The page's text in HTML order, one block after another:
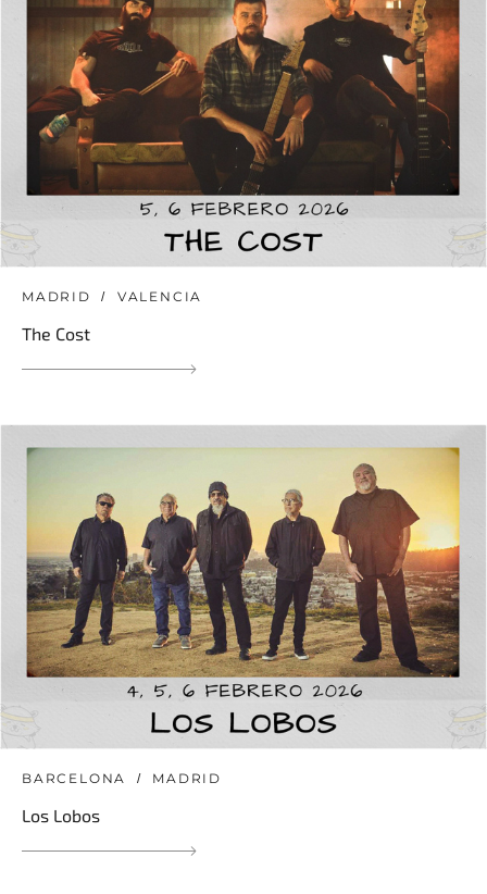
MADRID VALENCIA
The Cost
BARCELONA MADRID
Los Lobos